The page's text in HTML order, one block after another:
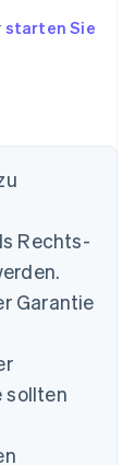
starten Sie
Rechts-
Garantie
sollten